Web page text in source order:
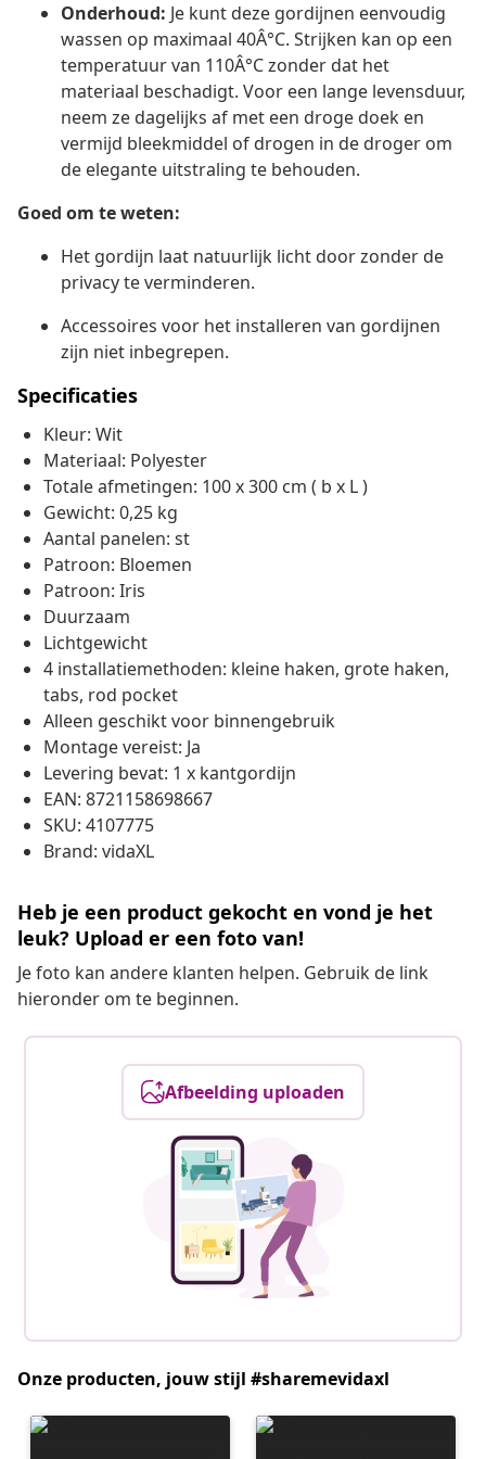
Onderhoud: Je kunt deze gordijnen eenvoudig
wassen op maximaal 40Â°C. Strijken kan op een
temperatuur van 110Â°C zonder dat het
materiaal beschadigt. Voor een lange levensduur,
neem ze dagelijks af met een droge doek en
vermijd bleekmiddel of drogen in de droger om
de elegante uitstraling te behouden.
Goed om te weten:
Het gordijn laat natuurlijk licht door zonder de
privacy te verminderen.
Accessoires voor het installeren van gordijnen
zijn niet inbegrepen.
Specificaties
Kleur: Wit
Materiaal: Polyester
Totale afmetingen: 100 x 300 cm ( b x L )
Gewicht: 0,25 kg
Aantal panelen: st
Patroon: Bloemen
Patroon: Iris
Duurzaam
Lichtgewicht
4 installatiemethoden: kleine haken, grote haken,
tabs, rod pocket
Alleen geschikt voor binnengebruik
Montage vereist: Ja
Levering bevat: 1 x kantgordijn
EAN: 8721158698667
SKU: 4107775
Brand: vidaXL
Heb je een product gekocht en vond je het
leuk? Upload er een foto van!
Je foto kan andere klanten helpen. Gebruik de link
hieronder om te beginnen.
Afbeelding uploaden
Onze producten, jouw stijl #sharemevidaxl